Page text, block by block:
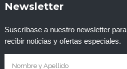
Newsletter
Suscríbase a nuestro newsletter para
recibir noticias y ofertas especiales.